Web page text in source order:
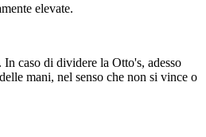
elevate.
caso di dividere la Otto's, adesso
mani, nel senso che non si vince o